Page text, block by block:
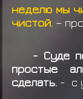
неделю мы
чистой.–
- Суде
простые
сделать.- с